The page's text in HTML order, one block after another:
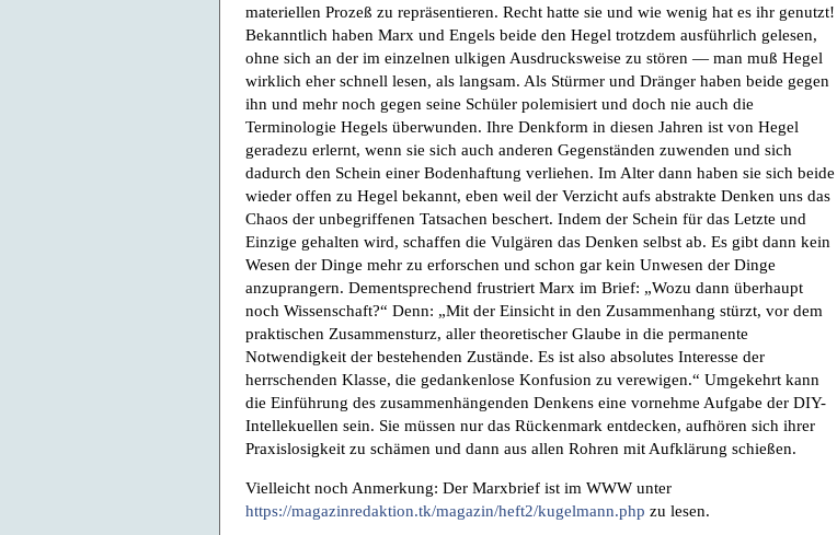
materiellen Prozeß zu repräsentieren. Recht hatte sie und wie wenig hat es ihr genutzt!
Bekanntlich haben Marx und Engels beide den Hegel trotzdem ausführlich gelesen,
ohne sich an der im einzelnen ulkigen Ausdrucksweise zu stören — man muß Hegel
wirklich eher schnell lesen, als langsam. Als Stürmer und Dränger haben beide gegen
ihn und mehr noch gegen seine Schüler polemisiert und doch nie auch die
Terminologie Hegels überwunden. Ihre Denkform in diesen Jahren ist von Hegel
geradezu erlernt, wenn sie sich auch anderen Gegenständen zuwenden und sich
dadurch den Schein einer Bodenhaftung verliehen. Im Alter dann haben sie sich beide
wieder offen zu Hegel bekannt, eben weil der Verzicht aufs abstrakte Denken uns das
Chaos der unbegriffenen Tatsachen beschert. Indem der Schein für das Letzte und
Einzige gehalten wird, schaffen die Vulgären das Denken selbst ab. Es gibt dann kein
Wesen der Dinge mehr zu erforschen und schon gar kein Unwesen der Dinge
anzuprangern. Dementsprechend frustriert Marx im Brief: „Wozu dann überhaupt
noch Wissenschaft?“ Denn: „Mit der Einsicht in den Zusammenhang stürzt, vor dem
praktischen Zusammensturz, aller theoretischer Glaube in die permanente
Notwendigkeit der bestehenden Zustände. Es ist also absolutes Interesse der
herrschenden Klasse, die gedankenlose Konfusion zu verewigen.“ Umgekehrt kann
die Einführung des zusammenhängenden Denkens eine vornehme Aufgabe der DIY-
Intellekuellen sein. Sie müssen nur das Rückenmark entdecken, aufhören sich ihrer
Praxislosigkeit zu schämen und dann aus allen Rohren mit Aufklärung schießen.
Vielleicht noch Anmerkung: Der Marxbrief ist im WWW unter
https://magazinredaktion.tk/magazin/heft2/kugelmann.php zu lesen.